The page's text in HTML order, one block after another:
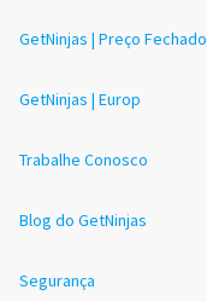
GetNinjas | Preço Fechado
GetNinjas | Europ
Trabalhe Conosco
Blog do GetNinjas
Segurança